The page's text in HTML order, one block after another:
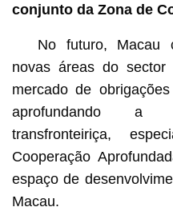
conjunto da Zona de
No futuro, Macau
novas áreas do
mercado de
aprofundando a
transfronteiriça,
Cooperação
espaço de
Macau.